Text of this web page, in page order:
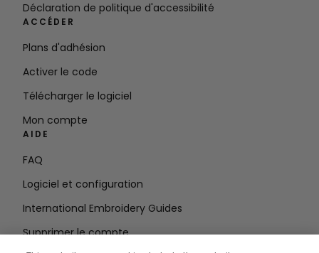
Déclaration de politique d'accessibilité
ACCÉDER
Plans d'adhésion
Activer le code
Télécharger le logiciel
Mon compte
AIDE
FAQ
Logiciel et configuration
International Embroidery Guides
Supprimer le compte